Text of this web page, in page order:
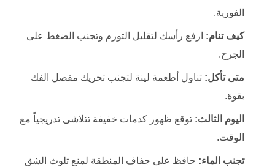
الفورية.
كيف تنام: ارفع رأسك لتقليل التورم وتجنب الضغط على
الجرح.
متى تأكل: تناول أطعمة لينة لتجنب تحريك مفصل الفك
بقوة.
اليوم الثالث: توقع ظهور كدمات خفيفة تتلاشى تدريجياً مع
الوقت.
تجنب الماء: حافظ على جفاف المنطقة لمنع تلوث الشق